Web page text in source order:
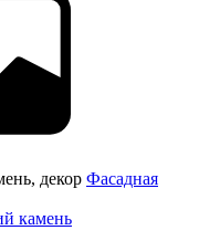
Фасадная
камень